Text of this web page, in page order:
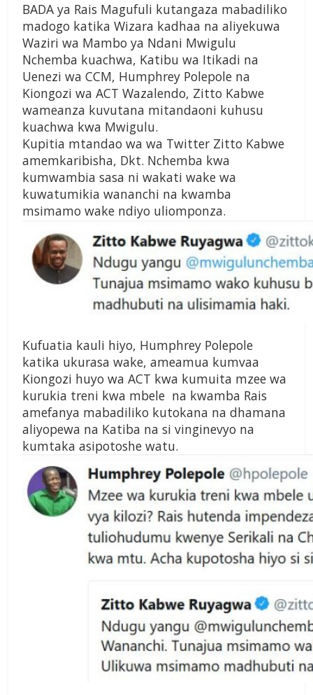
BADA ya Rais Magufuli kutangaza mabadiliko
madogo katika Wizara kadhaa na aliyekuwa
Waziri wa Mambo ya Ndani Mwigulu
Nchemba kuachwa, Katibu wa Itikadi na
Uenezi wa CCM, Humphrey Polepole na
Kiongozi wa ACT Wazalendo, Zitto Kabwe
wameanza kuvutana mitandaoni kuhusu
kuachwa kwa Mwigulu.
Kupitia mtandao wa wa Twitter Zitto Kabwe
amemkaribisha, Dkt. Nchemba kwa
kumwambia sasa ni wakati wake wa
kuwatumikia wananchi na kwamba
msimamo wake ndiyo uliomponza.
Kufuatia kauli hiyo, Humphrey Polepole
katika ukurasa wake, ameamua kumvaa
Kiongozi huyo wa ACT kwa kumuita mzee wa
kurukia treni kwa mbele na kwamba Rais
amefanya mabadiliko kutokana na dhamana
aliyopewa na Katiba na si vinginevyo na
kumtaka asipotoshe watu.